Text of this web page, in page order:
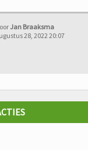
Jan Braaksma
28, 2022 20:07